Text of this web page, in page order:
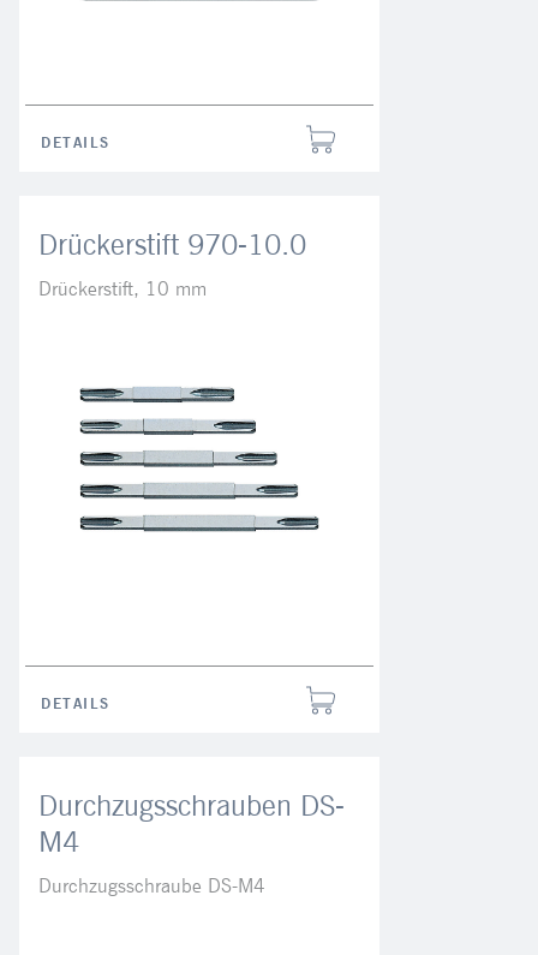
DETAILS
Drückerstift 970-10.0
Drückerstift, 10 mm
DETAILS
Durchzugsschrauben DS-
M4
Durchzugsschraube DS-M4